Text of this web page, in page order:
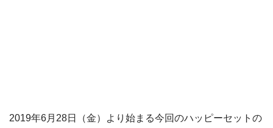
2019年6月28日（金）より始まる今回のハッピーセットの